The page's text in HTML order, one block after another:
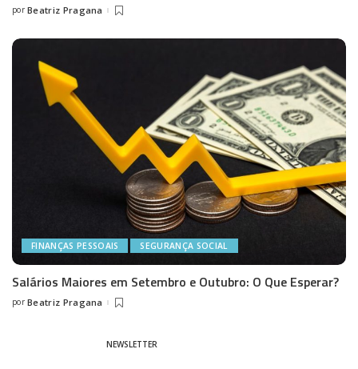
Posted
por Beatriz Pragana
FINANÇAS PESSOAIS SEGURANÇA SOCIAL
Salários Maiores em Setembro e Outubro: O Que Esperar?
Posted
por Beatriz Pragana
NEWSLETTER